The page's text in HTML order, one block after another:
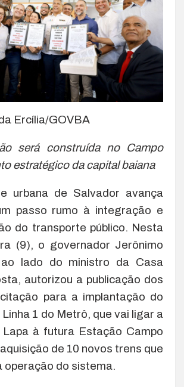
Ercília/GOVBA
será construída no Campo
estratégico da capital baiana
urbana de Salvador avança
passo rumo à integração e
do transporte público. Nesta
(9), o governador Jerônimo
ao lado do ministro da Casa
autorizou a publicação dos
para a implantação do
1 do Metrô, que vai ligar a
à futura Estação Campo
de 10 novos trens que
operação do sistema.